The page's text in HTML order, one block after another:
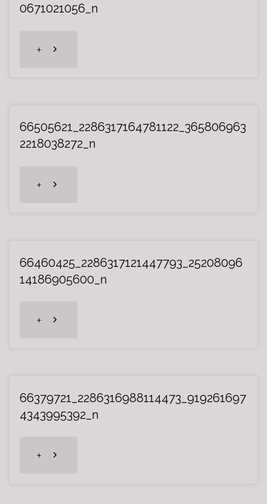
0671021056_n
+
66505621_2286317164781122_365806963
2218038272_n
+
66460425_2286317121447793_25208096
14186905600_n
+
66379721_2286316988114473_919261697
4343995392_n
+